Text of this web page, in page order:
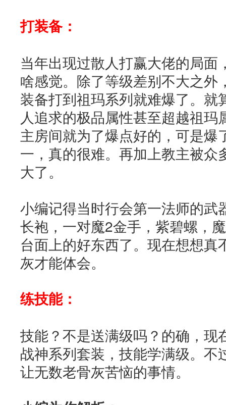
打装备：
当年出现过散人打赢大佬的局面
啥感觉。除了等级差别不大之外
装备打到祖玛系列就难爆了。就
人追求的极品属性甚至超越祖玛
主房间就为了爆点好的，可是爆
一，真的很难。再加上教主被众
大了。
小编记得当时行会第一法师的武
长袍，一对魔2金手，紫碧螺，
台面上的好东西了。现在想想真
灰才能体会。
练技能：
技能？不是送满级吗？的确，现
战神系列套装，技能学满级。不
让无数老骨灰苦恼的事情。